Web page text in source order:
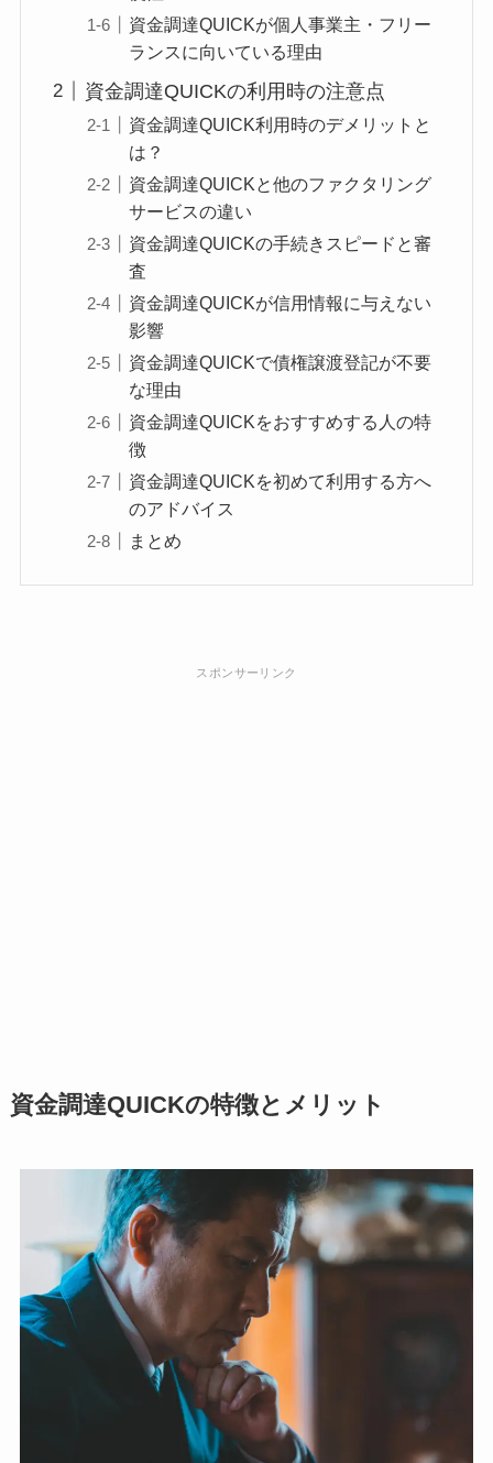
資金調達QUICKが個人事業主・フリー
ランスに向いている理由
資金調達QUICKの利用時の注意点
資金調達QUICK利用時のデメリットと
は？
資金調達QUICKと他のファクタリング
サービスの違い
資金調達QUICKの手続きスピードと審
査
資金調達QUICKが信用情報に与えない
影響
資金調達QUICKで債権譲渡登記が不要
な理由
資金調達QUICKをおすすめする人の特
徴
資金調達QUICKを初めて利用する方へ
のアドバイス
まとめ
スポンサーリンク
資金調達QUICKの特徴とメリット